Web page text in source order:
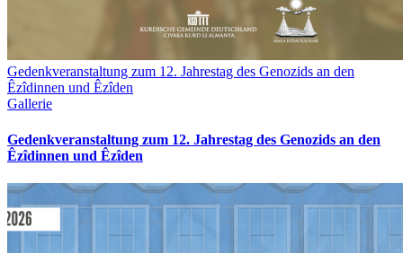
Gedenkveranstaltung zum 12. Jahrestag des Genozids an den
Êzîdinnen und Êzîden
Gallerie
Gedenkveranstaltung zum 12. Jahrestag des Genozids an den
Êzîdinnen und Êzîden